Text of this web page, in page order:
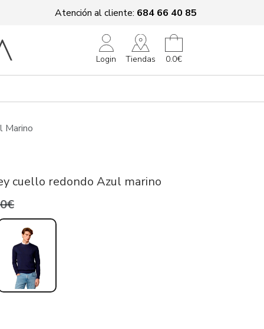
Atención al cliente: 684 66 40 85
Login Tiendas 0.0€
Marino
cuello redondo Azul marino